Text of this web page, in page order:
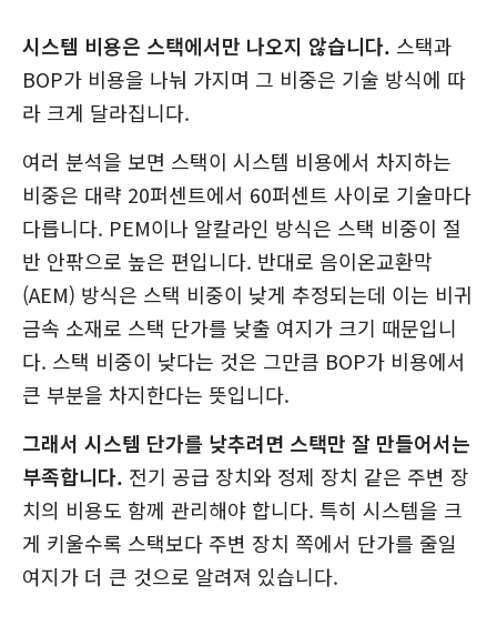
시스템 비용은 스택에서만 나오지 않습니다. 스택과
BOP가 비용을 나눠 가지며 그 비중은 기술 방식에 따
라 크게 달라집니다.
여러 분석을 보면 스택이 시스템 비용에서 차지하는
비중은 대략 20퍼센트에서 60퍼센트 사이로 기술마다
다릅니다. PEM이나 알칼라인 방식은 스택 비중이 절
반 안팎으로 높은 편입니다. 반대로 음이온교환막
(AEM) 방식은 스택 비중이 낮게 추정되는데 이는 비귀
금속 소재로 스택 단가를 낮출 여지가 크기 때문입니
다. 스택 비중이 낮다는 것은 그만큼 BOP가 비용에서
큰 부분을 차지한다는 뜻입니다.
그래서 시스템 단가를 낮추려면 스택만 잘 만들어서는
부족합니다. 전기 공급 장치와 정제 장치 같은 주변 장
치의 비용도 함께 관리해야 합니다. 특히 시스템을 크
게 키울수록 스택보다 주변 장치 쪽에서 단가를 줄일
여지가 더 큰 것으로 알려져 있습니다.